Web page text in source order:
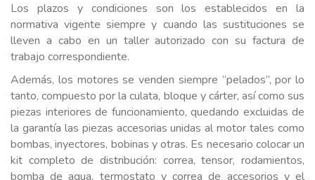
Los plazos y condiciones son los establecidos en la
normativa vigente siempre y cuando las sustituciones se
lleven a cabo en un taller autorizado con su factura de
trabajo correspondiente.
Además, los motores se venden siempre “pelados”, por lo
tanto, compuesto por la culata, bloque y cárter, así como sus
piezas interiores de funcionamiento, quedando excluidas de
la garantía las piezas accesorias unidas al motor tales como
bombas, inyectores, bobinas y otras. Es necesario colocar un
kit completo de distribución: correa, tensor, rodamientos,
bomba de agua, termostato y correa de accesorios y el